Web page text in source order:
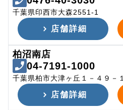
千葉県印西市大森2551-1
店舗詳細
柏沼南店
04-7191-1000
千葉県柏市大津ヶ丘１－４９－１
店舗詳細